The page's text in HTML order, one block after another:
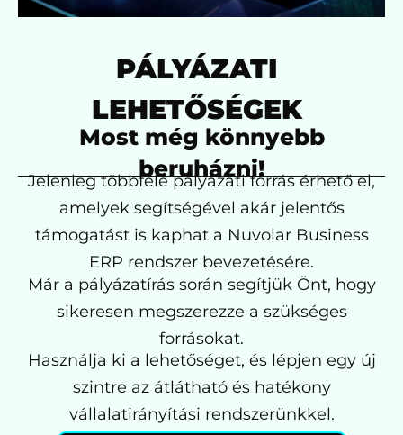
PÁLYÁZATI
LEHETŐSÉGEK
Most még könnyebb
beruházni!
Jelenleg többféle pályázati forrás érhető el,
amelyek segítségével akár jelentős
támogatást is kaphat a Nuvolar Business
ERP rendszer bevezetésére.
Már a pályázatírás során segítjük Önt, hogy
sikeresen megszerezze a szükséges
forrásokat.
Használja ki a lehetőséget, és lépjen egy új
szintre az átlátható és hatékony
vállalatirányítási rendszerünkkel.